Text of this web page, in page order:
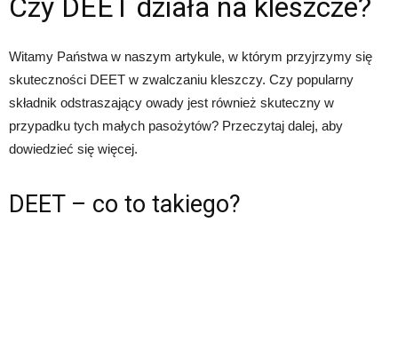
Czy DEET działa na kleszcze?
Witamy Państwa w naszym artykule, w którym przyjrzymy się
skuteczności DEET w zwalczaniu kleszczy. Czy popularny
składnik odstraszający owady jest również skuteczny w
przypadku tych małych pasożytów? Przeczytaj dalej, aby
dowiedzieć się więcej.
DEET – co to takiego?